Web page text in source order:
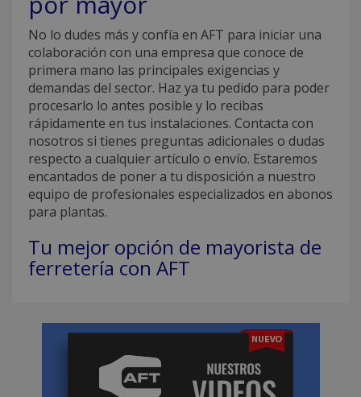
No lo dudes más y confía en AFT para iniciar una
colaboración con una empresa que conoce de
primera mano las principales exigencias y
demandas del sector. Haz ya tu pedido para poder
procesarlo lo antes posible y lo recibas
rápidamente en tus instalaciones. Contacta con
nosotros si tienes preguntas adicionales o dudas
respecto a cualquier artículo o envío. Estaremos
encantados de poner a tu disposición a nuestro
equipo de profesionales especializados en abonos
para plantas.
Tu mejor opción de mayorista de
ferretería con AFT